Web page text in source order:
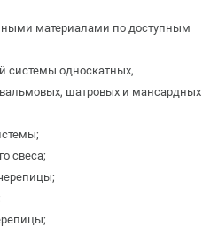
материалами по доступным
системы односкатных,
шатровых и мансардных
свеса;